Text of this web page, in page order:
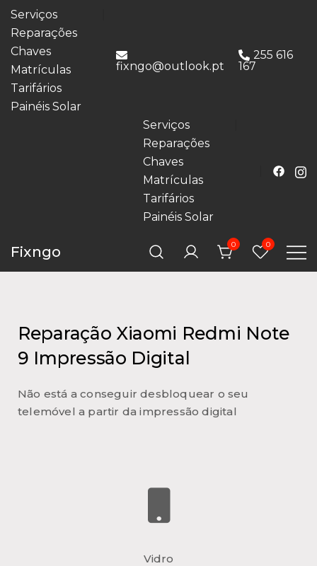
Serviços
Reparações
Chaves
Matrículas
Tarifários
Painéis Solar
fixngo@outlook.pt
255 616
167
Serviços
Reparações
Chaves
Matrículas
Tarifários
Painéis Solar
Fixngo 0 0
Reparação Xiaomi Redmi Note
9 Impressão Digital
Não está a conseguir desbloquear o seu
telemóvel a partir da impressão digital
Vidro